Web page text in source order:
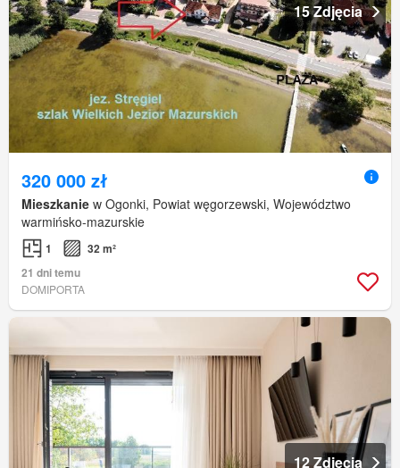
15 Zdjęcia
320 000 zł
Mieszkanie w Ogonki, Powiat węgorzewski, Województwo
warmińsko-mazurskie
1
32 m²
21 dni temu
DOMIPORTA
12 Zdjęcia